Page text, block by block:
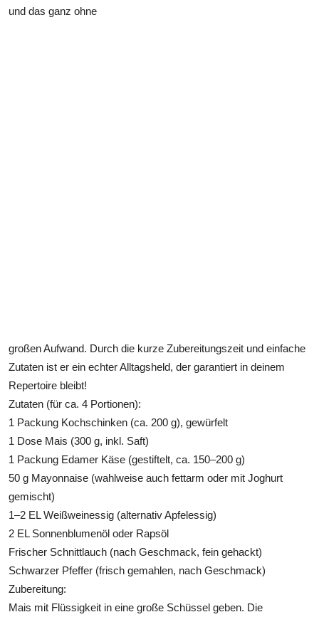
und das ganz ohne
großen Aufwand. Durch die kurze Zubereitungszeit und einfache
Zutaten ist er ein echter Alltagsheld, der garantiert in deinem
Repertoire bleibt!
Zutaten (für ca. 4 Portionen):
1 Packung Kochschinken (ca. 200 g), gewürfelt
1 Dose Mais (300 g, inkl. Saft)
1 Packung Edamer Käse (gestiftelt, ca. 150–200 g)
50 g Mayonnaise (wahlweise auch fettarm oder mit Joghurt
gemischt)
1–2 EL Weißweinessig (alternativ Apfelessig)
2 EL Sonnenblumenöl oder Rapsöl
Frischer Schnittlauch (nach Geschmack, fein gehackt)
Schwarzer Pfeffer (frisch gemahlen, nach Geschmack)
Zubereitung:
Mais mit Flüssigkeit in eine große Schüssel geben. Die